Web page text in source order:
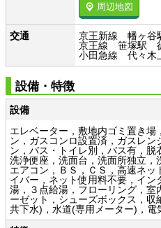
周辺地図
交通
京王新線 幡ヶ
京王線 笹塚駅
小田急線 代々木
設備・特徴
設備
エレベーター，敷地内ゴミ置き
ン，ガスコンロ設置済，ガスレ
ン，バス・トイレ別，バス有，
洗浄便座，洗面台，洗面所独立，
エアコン，ＢＳ，ＣＳ，高速ネ
イバー，ネット使用料不要，イ
湯，３点給湯，フローリング，室
ーゼット，シューズボックス，
共下水)，水道(専用メーター)，電